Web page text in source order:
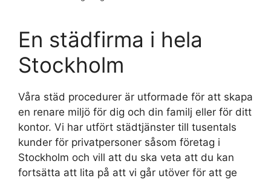
En städfirma i hela
Stockholm
Våra städ procedurer är utformade för att skapa
en renare miljö för dig och din familj eller för ditt
kontor. Vi har utfört städtjänster till tusentals
kunder för privatpersoner såsom företag i
Stockholm och vill att du ska veta att du kan
fortsätta att lita på att vi går utöver för att ge